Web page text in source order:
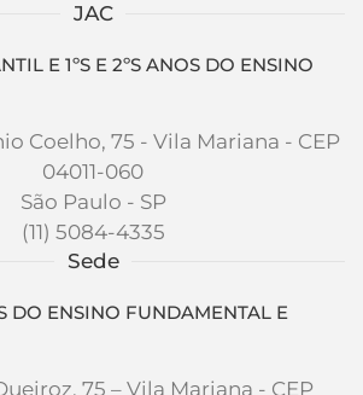
JAC
E 1ºS E 2ºS ANOS DO ENSINO
Coelho, 75 - Vila Mariana - CEP
04011-060
São Paulo - SP
(11) 5084-4335
Sede
DO ENSINO FUNDAMENTAL E
75 – Vila Mariana - CEP